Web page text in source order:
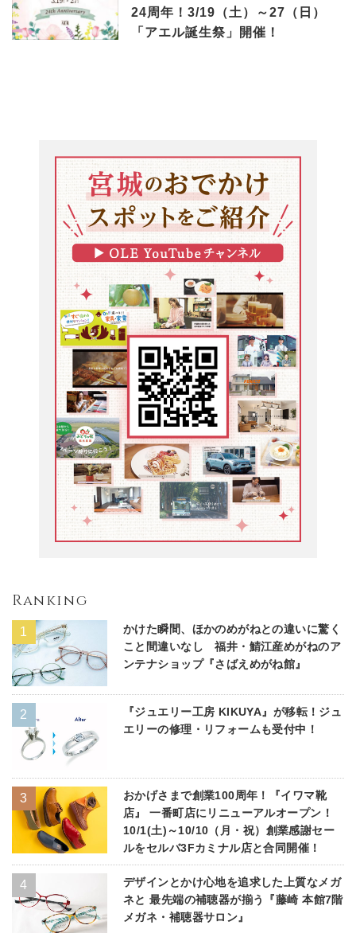
24周年！3/19（土）～27（日）
「アエル誕生祭」開催！
Ranking
かけた瞬間、ほかのめがねとの違いに驚く
こと間違いなし 福井・鯖江産めがねのア
ンテナショップ『さばえめがね館』
『ジュエリー工房 KIKUYA』が移転！ジュ
エリーの修理・リフォームも受付中！
おかげさまで創業100周年！『イワマ靴
店』 一番町店にリニューアルオープン！
10/1(土)～10/10（月・祝）創業感謝セー
ルをセルバ3Fカミナル店と合同開催！
デザインとかけ心地を追求した上質なメガ
ネと 最先端の補聴器が揃う『藤崎 本館7階
メガネ・補聴器サロン』